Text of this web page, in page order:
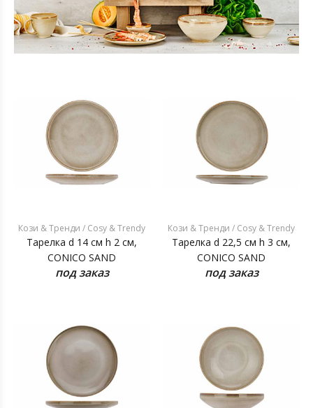
Кози & Тренди / Cosy & Trendy
Тарелка d 14 см h 2 см,
CONICO SAND
под заказ
Кози & Тренди / Cosy & Trendy
Тарелка d 22,5 см h 3 см,
CONICO SAND
под заказ